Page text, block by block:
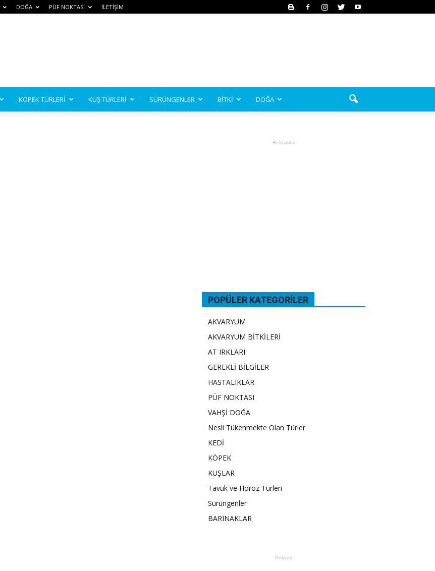
DOĞA PÜF NOKTASI İLETİŞİM
KÖPEK TÜRLERİ KUŞ TÜRLERİ SÜRÜNGENLER BİTKİ DOĞA
Reklamlar
POPÜLER KATEGORILER
AKVARYUM
AKVARYUM BİTKİLERİ
AT IRKLARI
GEREKLİ BİLGİLER
HASTALIKLAR
PÜF NOKTASI
VAHŞİ DOĞA
Nesli Tükenmekte Olan Türler
KEDİ
KÖPEK
KUŞLAR
Tavuk ve Horoz Türleri
Sürüngenler
BARINAKLAR
Reklam